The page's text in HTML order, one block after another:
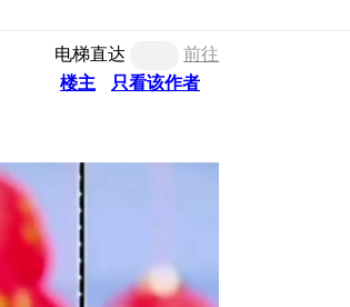
电梯直达
前往
楼主
只看该作者